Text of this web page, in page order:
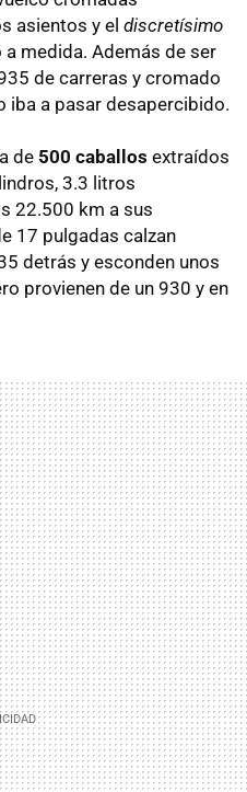
asientos y el discretísimo
medida. Además de ser
de carreras y cromado
iba a pasar desapercibido.
de 500 caballos extraídos
3.3 litros
22.500 km a sus
17 pulgadas calzan
detrás y esconden unos
provienen de un 930 y en